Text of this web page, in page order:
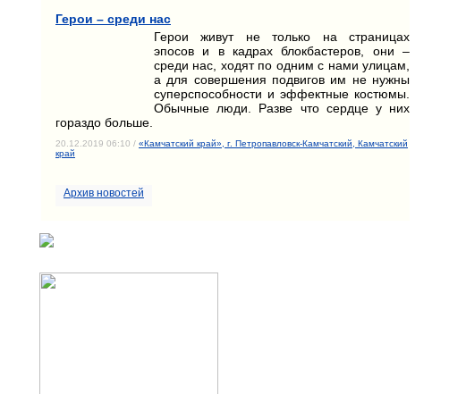
Герои – среди нас
Герои живут не только на страницах
эпосов и в кадрах блокбастеров, они –
среди нас, ходят по одним с нами улицам,
а для совершения подвигов им не нужны
суперспособности и эффектные костюмы.
Обычные люди. Разве что сердце у них
гораздо больше.
20.12.2019 06:10 / «Камчатский край», г. Петропавловск-Камчатский, Камчатский
край
Архив новостей